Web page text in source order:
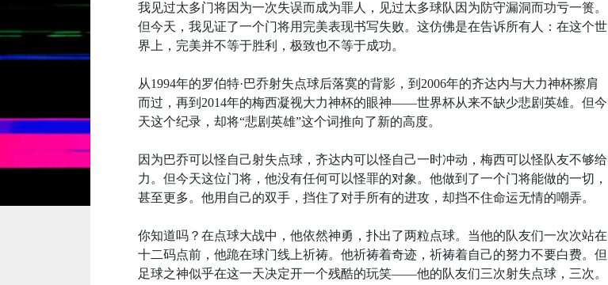
我见过太多门将因为一次失误而成为罪人，见过太多球队因为防守漏洞而功亏一篑。
但今天，我见证了一个门将用完美表现书写失败。这仿佛是在告诉所有人：在这个世
界上，完美并不等于胜利，极致也不等于成功。
从1994年的罗伯特·巴乔射失点球后落寞的背影，到2006年的齐达内与大力神杯擦肩
而过，再到2014年的梅西凝视大力神杯的眼神——世界杯从来不缺少悲剧英雄。但今
天这个纪录，却将“悲剧英雄”这个词推向了新的高度。
因为巴乔可以怪自己射失点球，齐达内可以怪自己一时冲动，梅西可以怪队友不够给
力。但今天这位门将，他没有任何可以怪罪的对象。他做到了一个门将能做的一切，
甚至更多。他用自己的双手，挡住了对手所有的进攻，却挡不住命运无情的嘲弄。
你知道吗？在点球大战中，他依然神勇，扑出了两粒点球。当他的队友们一次次站在
十二码点前，他跪在球门线上祈祷。他祈祷着奇迹，祈祷着自己的努力不要白费。但
足球之神似乎在这一天决定开一个残酷的玩笑——他的队友们三次射失点球，三次。